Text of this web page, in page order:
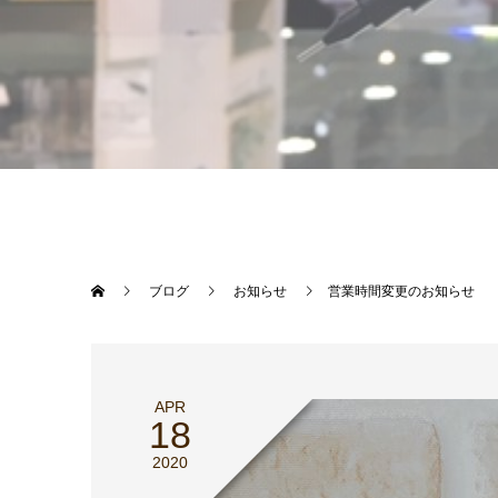
ブログ お知らせ 営業時間変更のお知らせ
APR
18
2020